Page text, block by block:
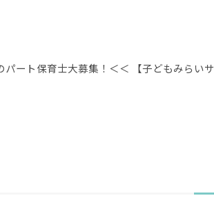
ート保育士大募集！＜＜ 【子どもみらいサ